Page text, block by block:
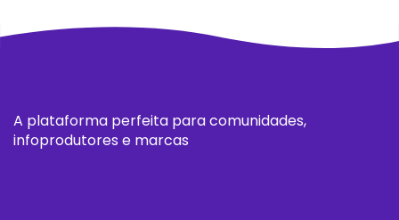
A plataforma perfeita para comunidades,
infoprodutores e marcas